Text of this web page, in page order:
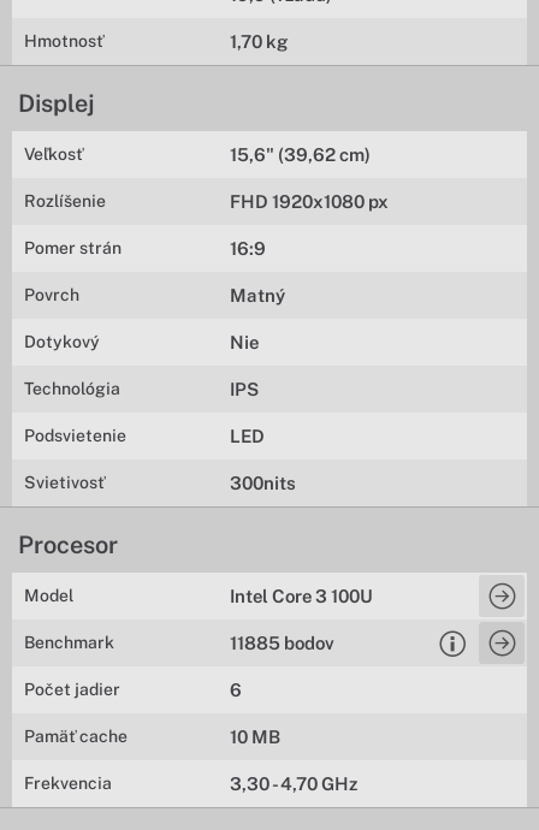
Hmotnosť 1,70 kg
Displej
Veľkosť 15,6" (39,62 cm)
Rozlíšenie FHD 1920x1080 px
Pomer strán 16:9
Povrch Matný
Dotykový Nie
Technológia IPS
Podsvietenie LED
Svietivosť 300nits
Procesor
Model Intel Core 3 100U
Benchmark 11885 bodov
Počet jadier 6
Pamäť cache 10 MB
Frekvencia 3,30 - 4,70 GHz